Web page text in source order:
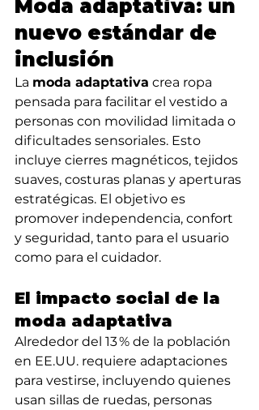
Moda adaptativa: un
nuevo estándar de
inclusión
La moda adaptativa crea ropa
pensada para facilitar el vestido a
personas con movilidad limitada o
dificultades sensoriales. Esto
incluye cierres magnéticos, tejidos
suaves, costuras planas y aperturas
estratégicas. El objetivo es
promover independencia, confort
y seguridad, tanto para el usuario
como para el cuidador.
El impacto social de la
moda adaptativa
Alrededor del 13 % de la población
en EE.UU. requiere adaptaciones
para vestirse, incluyendo quienes
usan sillas de ruedas, personas